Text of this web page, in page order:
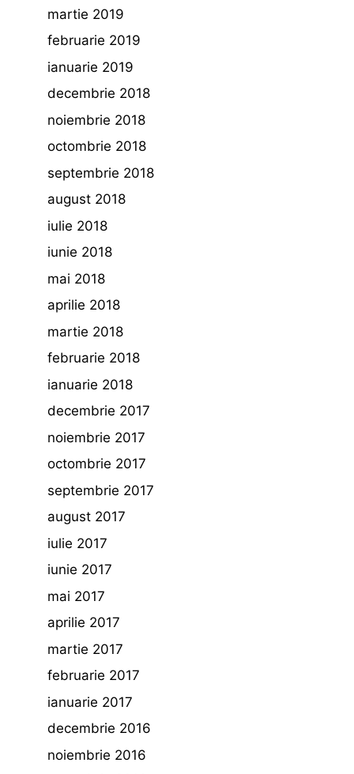
martie 2019
februarie 2019
ianuarie 2019
decembrie 2018
noiembrie 2018
octombrie 2018
septembrie 2018
august 2018
iulie 2018
iunie 2018
mai 2018
aprilie 2018
martie 2018
februarie 2018
ianuarie 2018
decembrie 2017
noiembrie 2017
octombrie 2017
septembrie 2017
august 2017
iulie 2017
iunie 2017
mai 2017
aprilie 2017
martie 2017
februarie 2017
ianuarie 2017
decembrie 2016
noiembrie 2016